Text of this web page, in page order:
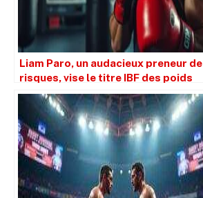
Liam Paro, un audacieux preneur de
risques, vise le titre IBF des poids
welters à 147 lbs